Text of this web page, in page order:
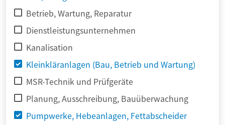
Betrieb, Wartung, Reparatur
Dienstleistungsunternehmen
Kanalisation
Kleinkläranlagen (Bau, Betrieb und Wartung)
MSR-Technik und Prüfgeräte
Planung, Ausschreibung, Bauüberwachung
Pumpwerke, Hebeanlagen, Fettabscheider